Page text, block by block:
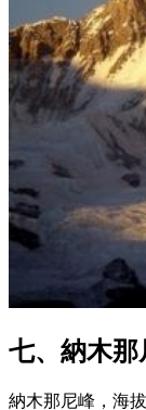
七、納木那
納木那尼峰，海